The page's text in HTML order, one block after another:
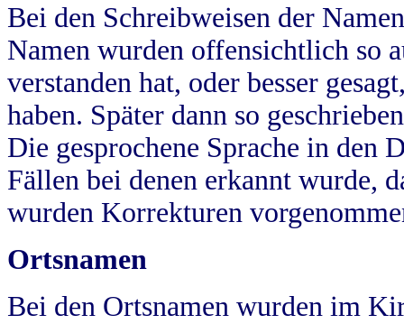
Bei den Schreibweisen der
Namen wurden offensichtlich so
verstanden hat, oder besser
haben. Später dann so
Die gesprochene Sprache in
Fällen bei denen erkannt wurde,
wurden Korrekturen
Ortsnamen
Bei den Ortsnamen wurden im